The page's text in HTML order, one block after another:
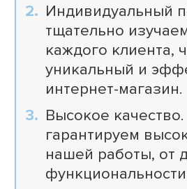
Индивидуальный
тщательно
каждого клиента,
уникальный и
интернет-магазин.
Высокое
гарантируем
нашей работы, от
функциональности